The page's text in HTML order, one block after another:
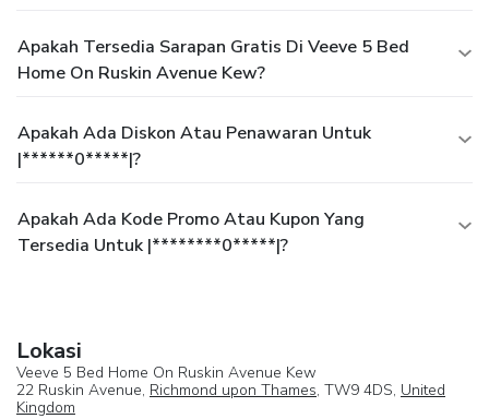
Apakah Tersedia Sarapan Gratis Di Veeve 5 Bed
Home On Ruskin Avenue Kew?
Apakah Ada Diskon Atau Penawaran Untuk
|******0*****|?
Apakah Ada Kode Promo Atau Kupon Yang
Tersedia Untuk |********0*****|?
Lokasi
Veeve 5 Bed Home On Ruskin Avenue Kew
22 Ruskin Avenue, Richmond upon Thames, TW9 4DS, United
Kingdom